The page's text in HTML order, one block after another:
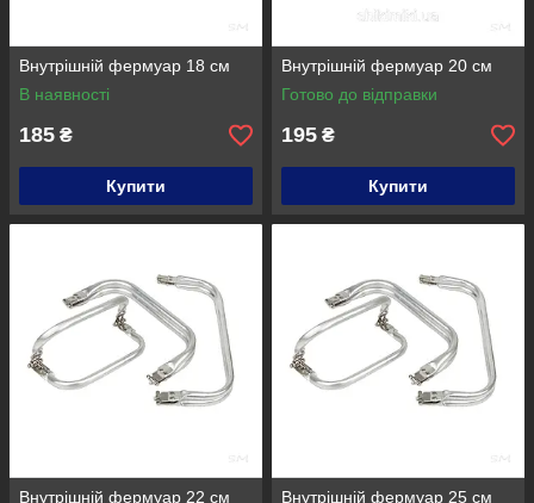
Внутрішній фермуар 18 см
В наявності
185 ₴
Купити
Внутрішній фермуар 20 см
Готово до відправки
195 ₴
Купити
Внутрішній фермуар 22 см
Внутрішній фермуар 25 см